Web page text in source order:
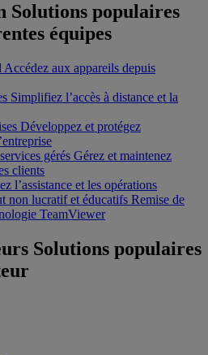
Solutions populaires
équipes
Accédez aux appareils depuis
Simplifiez l’accès à distance et la
Développez et protégez
gérés Gérez et maintenez
clients
l’assistance et les opérations
non lucratif et éducatifs Remise de
TeamViewer
Solutions populaires